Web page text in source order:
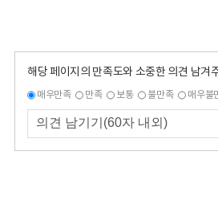
해당 페이지의 만족도와 소중한 의견 남겨
매우만족 만족 보통 불만족 매우불